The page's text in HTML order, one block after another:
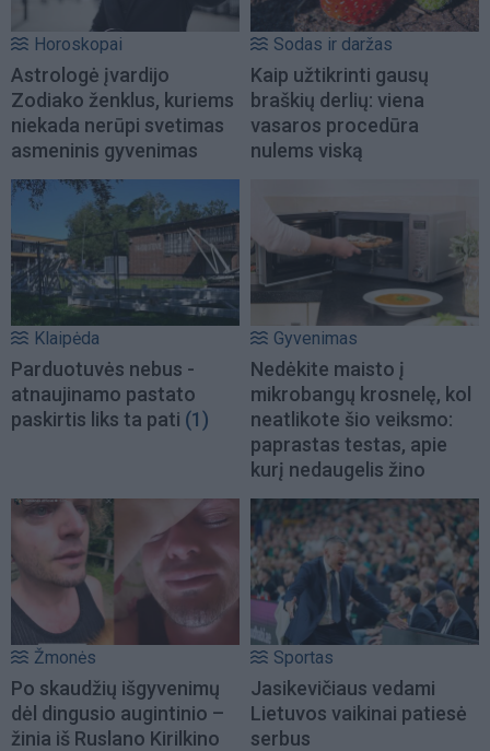
Horoskopai
Astrologė įvardijo
Zodiako ženklus, kuriems
niekada nerūpi svetimas
asmeninis gyvenimas
Sodas ir daržas
Kaip užtikrinti gausų
braškių derlių: viena
vasaros procedūra
nulems viską
Klaipėda
Parduotuvės nebus -
atnaujinamo pastato
paskirtis liks ta pati (1)
Gyvenimas
Nedėkite maisto į
mikrobangų krosnelę, kol
neatlikote šio veiksmo:
paprastas testas, apie
kurį nedaugelis žino
Žmonės
Po skaudžių išgyvenimų
dėl dingusio augintinio –
žinia iš Ruslano Kirilkino
Sportas
Jasikevičiaus vedami
Lietuvos vaikinai patiesė
serbus